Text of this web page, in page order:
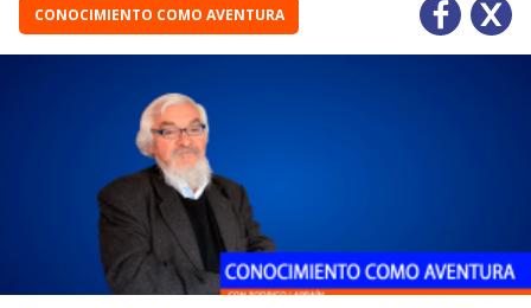
CONOCIMIENTO COMO AVENTURA